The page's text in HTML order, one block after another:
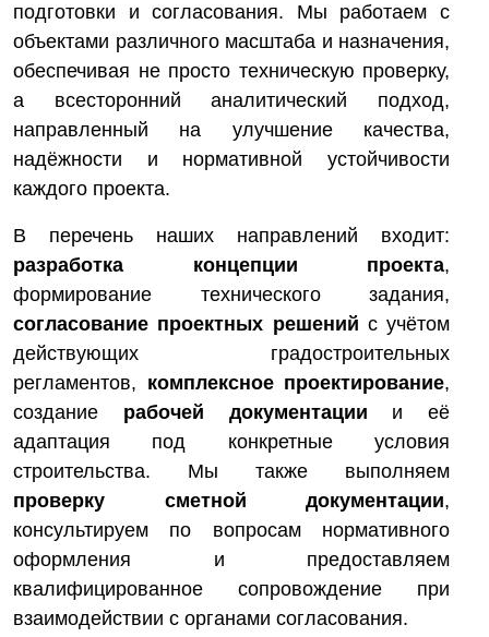
подготовки и согласования. Мы работаем с
объектами различного масштаба и назначения,
обеспечивая не просто техническую проверку,
а всесторонний аналитический подход,
направленный на улучшение качества,
надёжности и нормативной устойчивости
каждого проекта.
В перечень наших направлений входит:
разработка концепции проекта,
формирование технического задания,
согласование проектных решений с учётом
действующих градостроительных
регламентов, комплексное проектирование,
создание рабочей документации и её
адаптация под конкретные условия
строительства. Мы также выполняем
проверку сметной документации,
консультируем по вопросам нормативного
оформления и предоставляем
квалифицированное сопровождение при
взаимодействии с органами согласования.